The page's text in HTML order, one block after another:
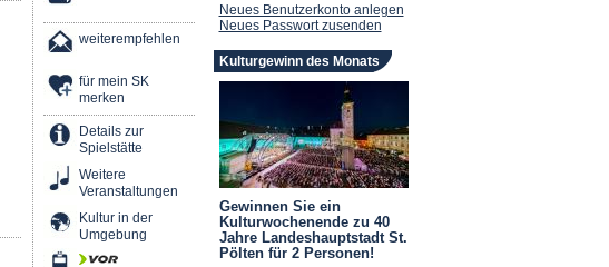
weiterempfehlen
für mein SK
merken
Details zur
Spielstätte
Weitere
Veranstaltungen
Kultur in der
Umgebung
Neues Benutzerkonto anlegen
Neues Passwort zusenden
Kulturgewinn des Monats
Gewinnen Sie ein
Kulturwochenende zu 40
Jahre Landeshauptstadt St.
Pölten für 2 Personen!